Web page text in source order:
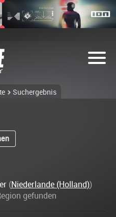
Suchergebnis
(Niederlande (Holland))
gefunden